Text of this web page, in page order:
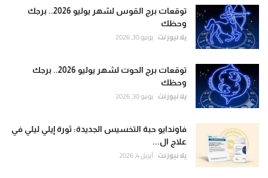
توقعات برج القوس لشهر يوليو 2026.. برجك
وحظك
يلا نيوز نت يونيو 30, 2026
توقعات برج الحوت لشهر يوليو 2026.. برجك
وحظك
يلا نيوز نت يونيو 30, 2026
فاوندايو حبة التخسيس الجديدة: ثورة إيلي ليلي في
علاج ال...
يلا نيوز نت أبريل 4, 2026